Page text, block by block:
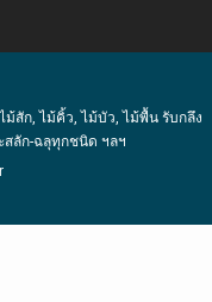
สัก, ไม้คิ้ว, ไม้บัว, ไม้พื้น รับกลึง
ลัก-ฉลุทุกชนิด ฯลฯ